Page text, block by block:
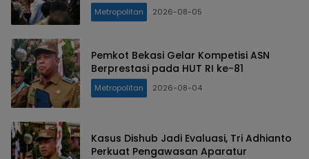
Metropolitan 2026-08-05
Pemkot Bekasi Gelar Kompetisi ASN
Berprestasi pada HUT RI ke-81
Metropolitan 2026-08-04
Kasus Dishub Jadi Evaluasi, Tri Adhianto
Perkuat Pengawasan Aparatur